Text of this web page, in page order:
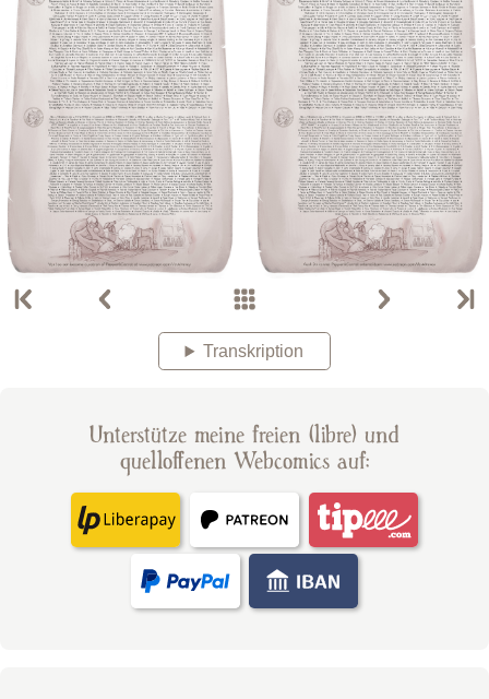
Transkription
Unterstütze meine freien (libre) und
quelloffenen Webcomics auf: